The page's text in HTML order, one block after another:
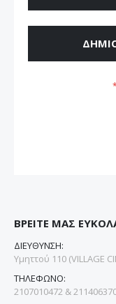
ΒΡΕΙΤΕ ΜΑΣ
ΔΙΕΥΘΥΝΣΗ:
Υμηττού 110 (VILLAGE
ΤΗΛΕΦΩΝΟ:
2107010472 &